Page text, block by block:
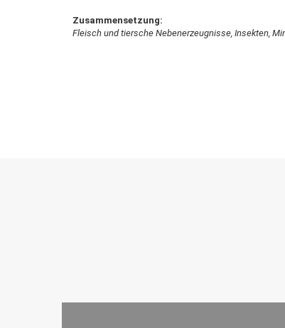
Zusammensetzung:
Fleisch und tiersche Nebenerzeugnisse, Insekten,